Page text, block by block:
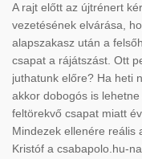
A rajt előtt az újtrénert
vezetésének elvárása,
alapszakasz után a
csapat a rájátszást. Ott
juthatunk előre? Ha heti
akkor dobogós is
feltörekvő csapat miatt
Mindezek ellenére reális
Kristóf a csabapolo.hu-